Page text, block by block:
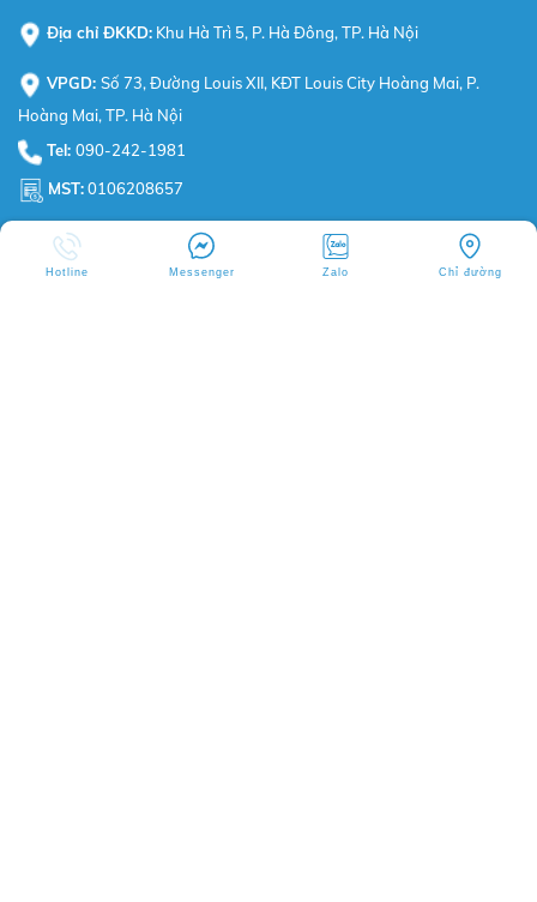
Địa chỉ ĐKKD: Khu Hà Trì 5, P. Hà Đông, TP. Hà Nội
VPGD: Số 73, Đường Louis XII, KĐT Louis City Hoàng Mai, P.
Hoàng Mai, TP. Hà Nội
Tel: 090-242-1981
MST:0106208657
TT BẢO HÀNH SUNGROW MIỀN BẮC
Hotline Messenger Zalo Chỉ đường